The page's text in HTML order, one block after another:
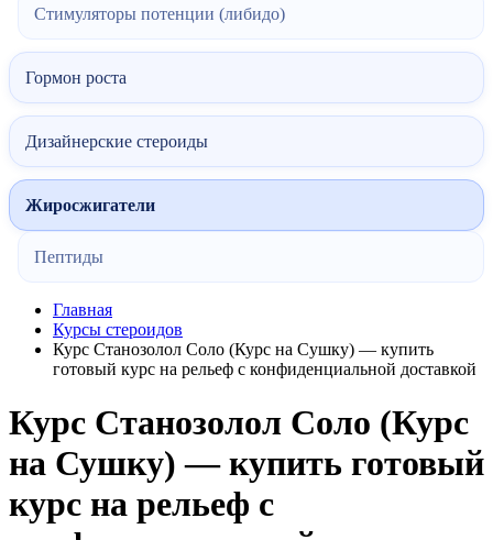
Стимуляторы потенции (либидо)
Гормон роста
Дизайнерские стероиды
Жиросжигатели
Пептиды
Главная
Курсы стероидов
Курс Станозолол Соло (Курс на Сушку) — купить
готовый курс на рельеф с конфиденциальной доставкой
Курс Станозолол Соло (Курс
на Сушку) — купить готовый
курс на рельеф с